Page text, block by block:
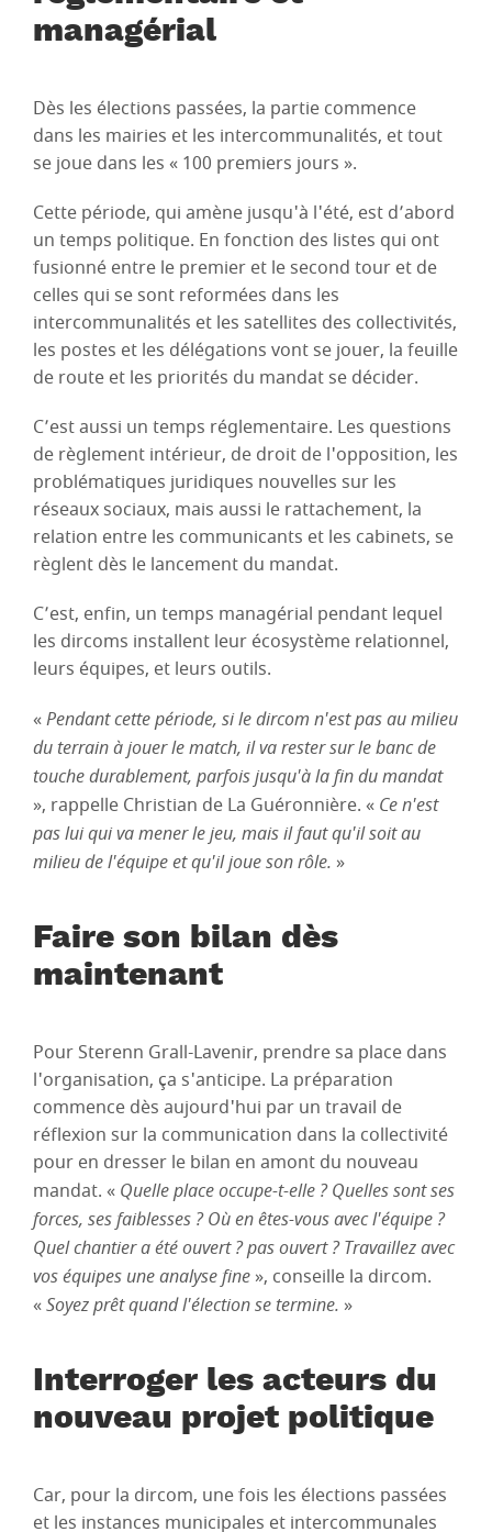
managérial
Dès les élections passées, la partie commence
dans les mairies et les intercommunalités, et tout
se joue dans les « 100 premiers jours ».
Cette période, qui amène jusqu'à l'été, est d’abord
un temps politique. En fonction des listes qui ont
fusionné entre le premier et le second tour et de
celles qui se sont reformées dans les
intercommunalités et les satellites des collectivités,
les postes et les délégations vont se jouer, la feuille
de route et les priorités du mandat se décider.
C’est aussi un temps réglementaire. Les questions
de règlement intérieur, de droit de l'opposition, les
problématiques juridiques nouvelles sur les
réseaux sociaux, mais aussi le rattachement, la
relation entre les communicants et les cabinets, se
règlent dès le lancement du mandat.
C’est, enfin, un temps managérial pendant lequel
les dircoms installent leur écosystème relationnel,
leurs équipes, et leurs outils.
«Pendant cette période, si le dircom n'est pas au milieu
du terrain à jouer le match, il va rester sur le banc de
touche durablement, parfois jusqu'à la fin du mandat
», rappelle Christian de La Guéronnière. « Ce n'est
pas lui qui va mener le jeu, mais il faut qu'il soit au
milieu de l'équipe et qu'il joue son rôle. »
Faire son bilan dès
maintenant
Pour Sterenn Grall-Lavenir, prendre sa place dans
l'organisation, ça s'anticipe. La préparation
commence dès aujourd'hui par un travail de
réflexion sur la communication dans la collectivité
pour en dresser le bilan en amont du nouveau
mandat. « Quelle place occupe-t-elle ? Quelles sont ses
forces, ses faiblesses ? Où en êtes-vous avec l'équipe ?
Quel chantier a été ouvert ? pas ouvert ? Travaillez avec
vos équipes une analyse fine », conseille la dircom.
«Soyez prêt quand l'élection se termine. »
Interroger les acteurs du
nouveau projet politique
Car, pour la dircom, une fois les élections passées
et les instances municipales et intercommunales